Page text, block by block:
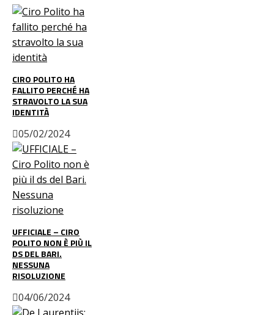
CIRO POLITO HA
FALLITO PERCHÉ HA
STRAVOLTO LA SUA
IDENTITÀ
05/02/2024
UFFICIALE – CIRO
POLITO NON È PIÙ IL
DS DEL BARI.
NESSUNA
RISOLUZIONE
04/06/2024